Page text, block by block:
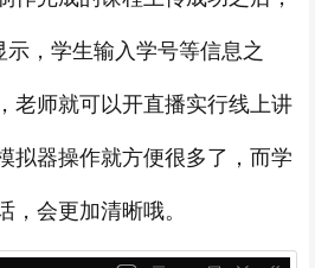
示，学生输入学号等信息之
老师就可以开直播实行线上讲
拟器操作就方便很多了，而学
，会更加清晰哦。